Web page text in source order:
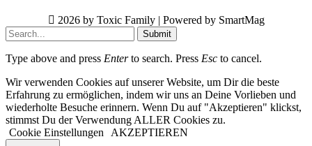
2026 by Toxic Family | Powered by SmartMag
Submit
Type above and press Enterto search. Press Esc to cancel.
Wir verwenden Cookies auf unserer Website, um Dir die beste
Erfahrung zu ermöglichen, indem wir uns an Deine Vorlieben und
wiederholte Besuche erinnern. Wenn Du auf "Akzeptieren" klickst,
stimmst Du der Verwendung ALLER Cookies zu.
Cookie Einstellungen
AKZEPTIEREN